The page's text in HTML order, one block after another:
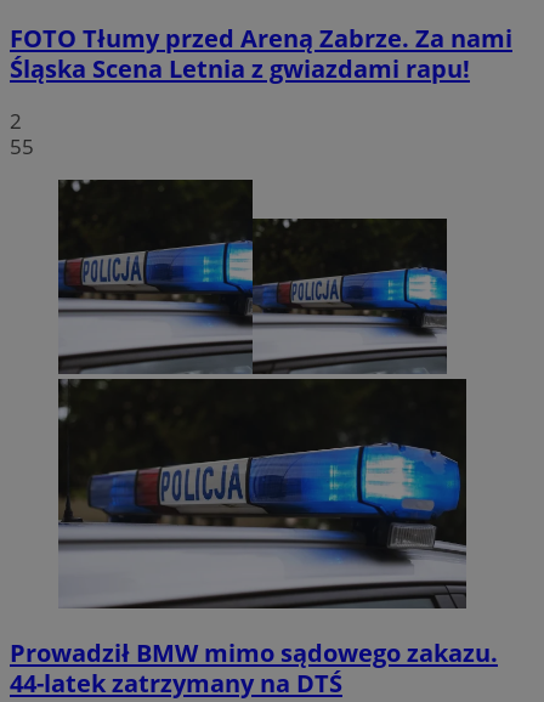
FOTO Tłumy przed Areną Zabrze. Za nami
Śląska Scena Letnia z gwiazdami rapu!
2
55
Prowadził BMW mimo sądowego zakazu.
44-latek zatrzymany na DTŚ